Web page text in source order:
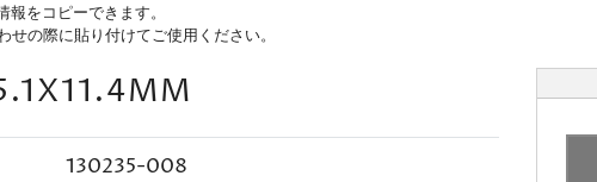
をコピーできます。
せの際に貼り付けてご使用ください。
130235-008